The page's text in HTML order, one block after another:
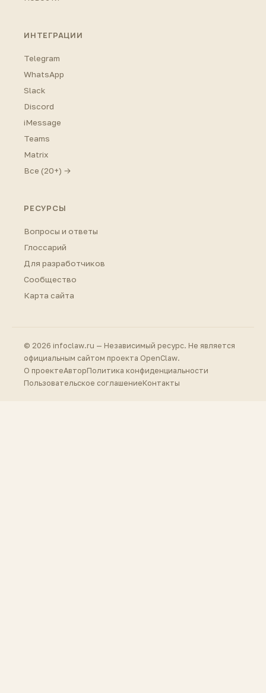
ИНТЕГРАЦИИ
Telegram
WhatsApp
Slack
Discord
iMessage
Teams
Matrix
Все (20+) →
РЕСУРСЫ
Вопросы и ответы
Глоссарий
Для разработчиков
Сообщество
Карта сайта
© 2026 infoclaw.ru — Независимый ресурс. Не является
официальным сайтом проекта OpenClaw.
О проектеАвторПолитика конфиденциальности
Пользовательское соглашениеКонтакты